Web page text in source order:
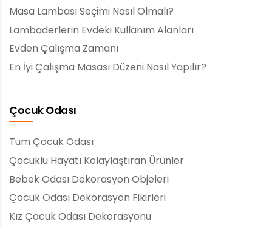
Masa Lambası Seçimi Nasıl Olmalı?
Lambaderlerin Evdeki Kullanım Alanları
Evden Çalışma Zamanı
En İyi Çalışma Masası Düzeni Nasıl Yapılır?
Çocuk Odası
Tüm Çocuk Odası
Çocuklu Hayatı Kolaylaştıran Ürünler
Bebek Odası Dekorasyon Objeleri
Çocuk Odası Dekorasyon Fikirleri
Kız Çocuk Odası Dekorasyonu